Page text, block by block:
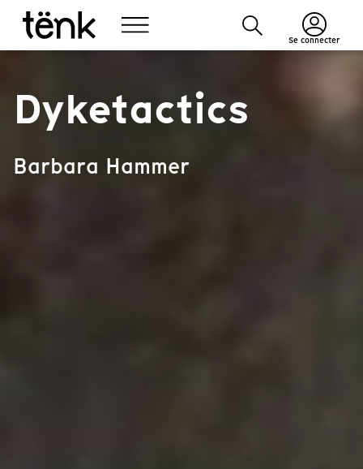
Se connecter
Dyketactics
Barbara Hammer